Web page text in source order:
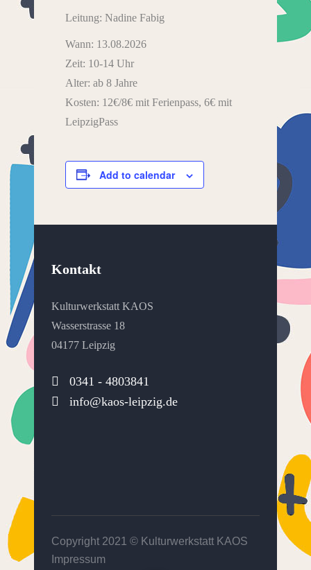
Leitung: Nadine Fabig
Wann: 13.08.2026
Zeit: 10-14 Uhr
Alter: ab 8 Jahre
Kosten: 12€/8€ mit Ferienpass, 6€ mit
LeipzigPass
Add to calendar
Kontakt
Kulturwerkstatt KAOS
Wasserstrasse 18
04177 Leipzig
0341 - 4803841
info@kaos-leipzig.de
Copyright 2021 © Kulturwerkstatt KAOS
Impressum